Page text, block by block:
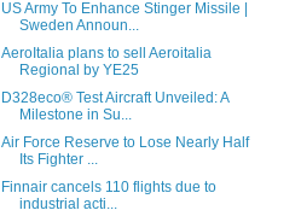
US Army To Enhance Stinger Missile |
Sweden Announ...
AeroItalia plans to sell Aeroitalia
Regional by YE25
D328eco® Test Aircraft Unveiled: A
Milestone in Su...
Air Force Reserve to Lose Nearly Half
Its Fighter ...
Finnair cancels 110 flights due to
industrial acti...